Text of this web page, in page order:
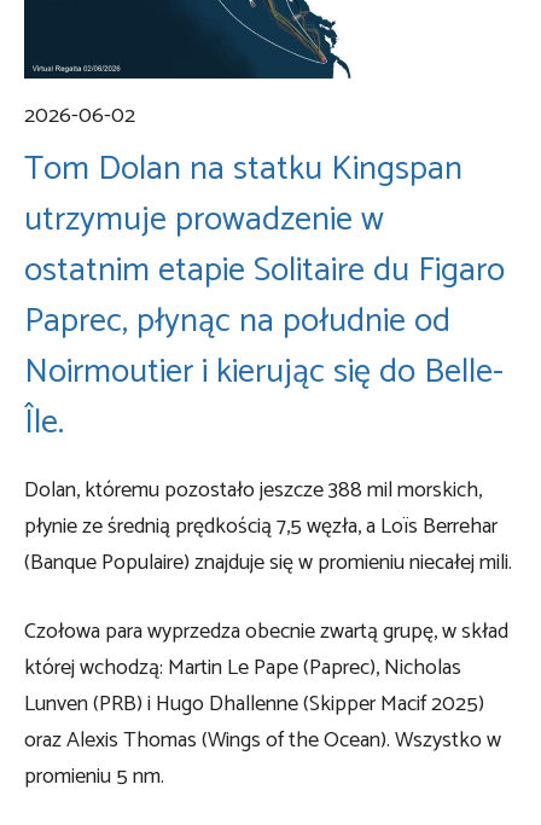
2026-06-02
Tom Dolan na statku Kingspan
utrzymuje prowadzenie w
ostatnim etapie Solitaire du Figaro
Paprec, płynąc na południe od
Noirmoutier i kierując się do Belle-
Île.
Dolan, któremu pozostało jeszcze 388 mil morskich,
płynie ze średnią prędkością 7,5 węzła, a Loïs Berrehar
(Banque Populaire) znajduje się w promieniu niecałej mili.
Czołowa para wyprzedza obecnie zwartą grupę, w skład
której wchodzą: Martin Le Pape (Paprec), Nicholas
Lunven (PRB) i Hugo Dhallenne (Skipper Macif 2025)
oraz Alexis Thomas (Wings of the Ocean). Wszystko w
promieniu 5 nm.